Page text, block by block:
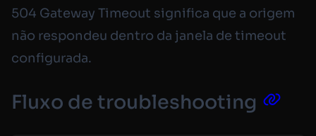
504 Gateway Timeout significa que a origem
não respondeu dentro da janela de timeout
configurada.
Fluxo de troubleshooting